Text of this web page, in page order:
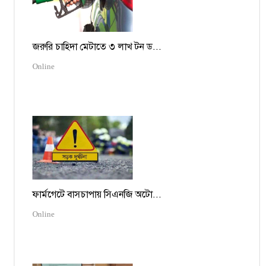
জরুরি চাহিদা মেটাতে ৩ লাখ টন ড...
Online
ফার্মগেটে বাসচাপায় সিএনজি অটো...
Online